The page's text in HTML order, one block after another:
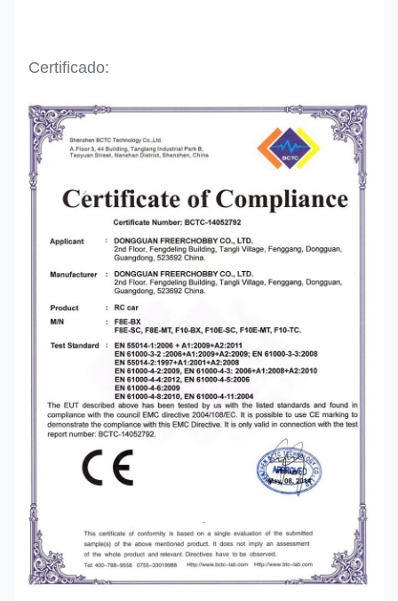
Certificado: